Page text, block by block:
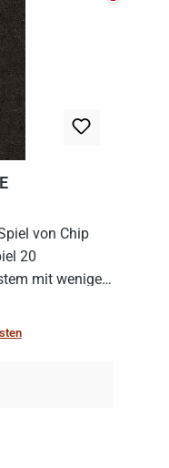
von Chip
20
mit wenigen,
muss es
werden.